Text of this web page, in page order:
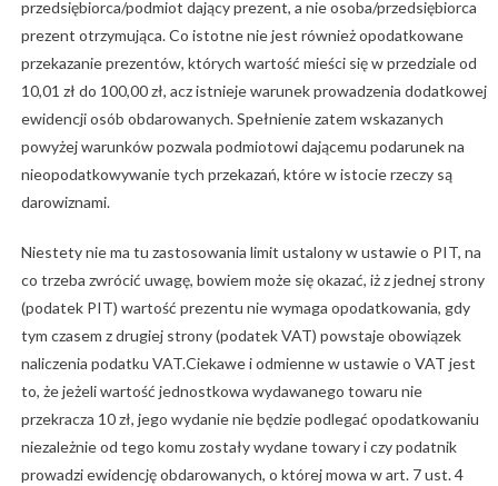
przedsiębiorca/podmiot dający prezent, a nie osoba/przedsiębiorca
prezent otrzymująca. Co istotne nie jest również opodatkowane
przekazanie prezentów, których wartość mieści się w przedziale od
10,01 zł do 100,00 zł, acz istnieje warunek prowadzenia dodatkowej
ewidencji osób obdarowanych. Spełnienie zatem wskazanych
powyżej warunków pozwala podmiotowi dającemu podarunek na
nieopodatkowywanie tych przekazań, które w istocie rzeczy są
darowiznami.
Niestety nie ma tu zastosowania limit ustalony w ustawie o PIT, na
co trzeba zwrócić uwagę, bowiem może się okazać, iż z jednej strony
(podatek PIT) wartość prezentu nie wymaga opodatkowania, gdy
tym czasem z drugiej strony (podatek VAT) powstaje obowiązek
naliczenia podatku VAT.Ciekawe i odmienne w ustawie o VAT jest
to, że jeżeli wartość jednostkowa wydawanego towaru nie
przekracza 10 zł, jego wydanie nie będzie podlegać opodatkowaniu
niezależnie od tego komu zostały wydane towary i czy podatnik
prowadzi ewidencję obdarowanych, o której mowa w art. 7 ust. 4